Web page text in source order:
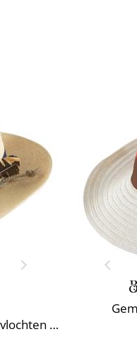
Panama hoed met de hand ingevlochten Ecuador